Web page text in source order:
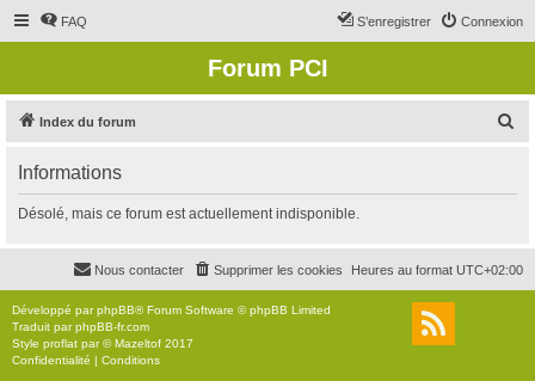
FAQ Connexion
S’enregistrer
Forum PCI
Index du forum
r
c
r
Informations
Désolé, mais ce forum est actuellement indisponible.
Heures au format UTC+02:00
Supprimer les cookies
Nous contacter
Développé parphpBB® Forum Software © phpBB Limited
Traduit parphpBB-fr.com
Style proflat par ©Mazeltof 2017
Confidentialité | Conditions